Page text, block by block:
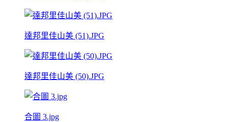
達邦里佳山美 (51).JPG
達邦里佳山美 (50).JPG
合圖 3.jpg